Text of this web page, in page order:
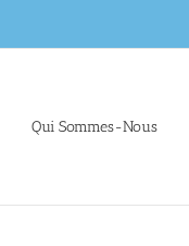
Qui Sommes-Nous